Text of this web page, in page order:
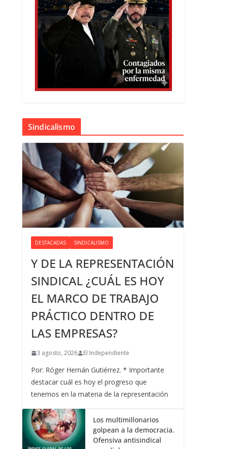
Sindicalismo
DESTACADAS SINDICALISMO
Y DE LA REPRESENTACIÓN
SINDICAL ¿CUÁL ES HOY
EL MARCO DE TRABAJO
PRÁCTICO DENTRO DE
LAS EMPRESAS?
3 agosto, 2026 El Independiente
Por: Róger Hernán Gutiérrez. * Importante
destacar cuál es hoy el progreso que
tenemos en la materia de la representación
Los multimillonarios
golpean a la democracia.
Ofensiva antisindical